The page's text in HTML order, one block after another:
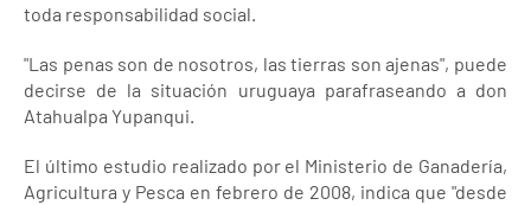
toda responsabilidad social.
"Las penas son de nosotros, las tierras son ajenas", puede
decirse de la situación uruguaya parafraseando a don
Atahualpa Yupanqui.
El último estudio realizado por el Ministerio de Ganadería,
Agricultura y Pesca en febrero de 2008, indica que "desde